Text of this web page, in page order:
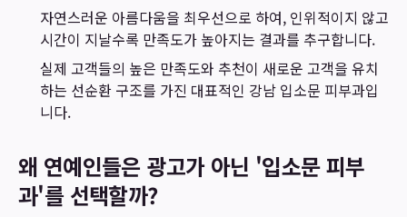
자연스러운 아름다움을 최우선으로 하여, 인위적이지 않고
시간이 지날수록 만족도가 높아지는 결과를 추구합니다.
실제 고객들의 높은 만족도와 추천이 새로운 고객을 유치
하는 선순환 구조를 가진 대표적인 강남 입소문 피부과입
니다.
왜 연예인들은 광고가 아닌 '입소문 피부
과'를 선택할까?